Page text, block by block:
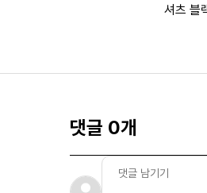
셔츠 블
댓글 0개